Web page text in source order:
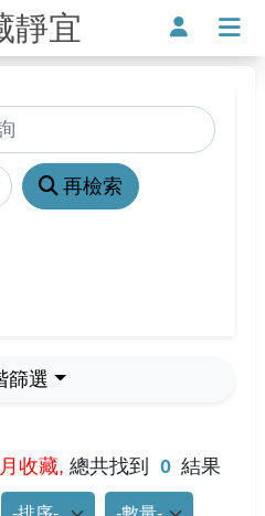
史資料室典藏靜宜使用者
再檢索
篩選
收藏, 總共找到 0 結果
排列 每頁筆數